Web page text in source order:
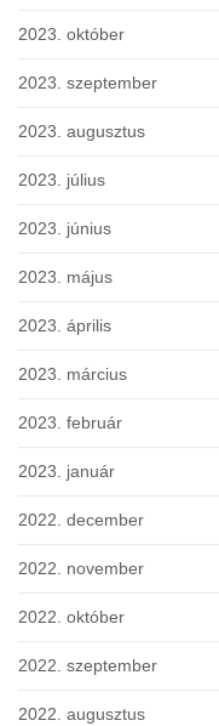
2023. október
2023. szeptember
2023. augusztus
2023. július
2023. június
2023. május
2023. április
2023. március
2023. február
2023. január
2022. december
2022. november
2022. október
2022. szeptember
2022. augusztus